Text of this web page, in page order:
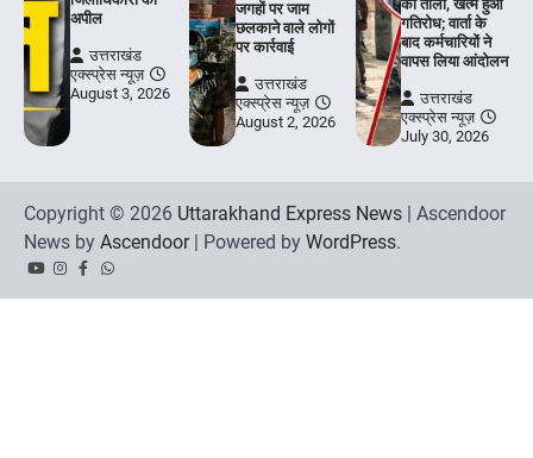
अपील
उत्तराखंड
एक्स्प्रेस न्यूज़
August 3, 2026
जगहों पर जाम
छलकाने वाले लोगों
पर कार्रवाई
उत्तराखंड
एक्स्प्रेस न्यूज़
August 2, 2026
का ताला, खत्म हुआ
गतिरोध; वार्ता के
बाद कर्मचारियों ने
वापस लिया आंदोलन
उत्तराखंड
एक्स्प्रेस न्यूज़
July 30, 2026
Copyright © 2026 Uttarakhand Express News | Ascendoor
News by Ascendoor| Powered by WordPress.
YouTubeInstagram
Facebook
Whatsapp